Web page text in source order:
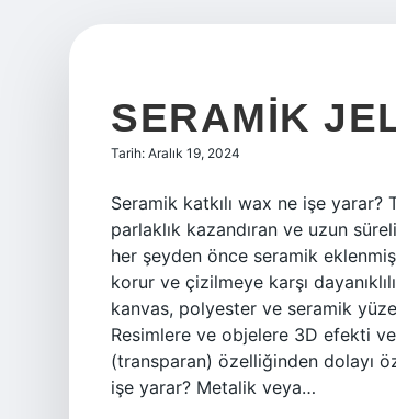
SERAMIK
Tarih: Aralık 19, 2024
Seramik katkılı wax ne işe yarar?
parlaklık kazandıran ve uzun
her şeyden önce seramik eklenmiş
korur ve çizilmeye karşı
kanvas, polyester ve seramik
Resimlere ve objelere 3D efekti
(transparan) özelliğinden dolayı
işe yarar? Metalik veya…